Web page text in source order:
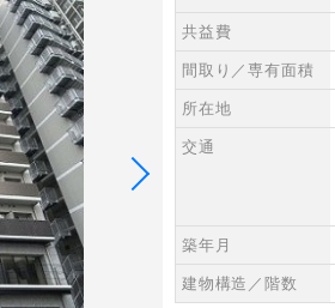
共益費
間取り／専有面積
所在地
交通
築年月
建物構造／階数